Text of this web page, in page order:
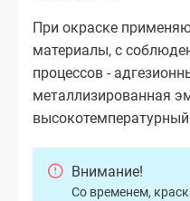
При окраске
материалы, с
процессов -
металлизированная
Внимание!
Со временем,